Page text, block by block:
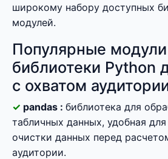
широкому набору доступных
модулей.
Популярные
библиотеки Python
с охватом
pandas : библиотека для
табличных данных, удобная
очистки данных перед
аудитории.